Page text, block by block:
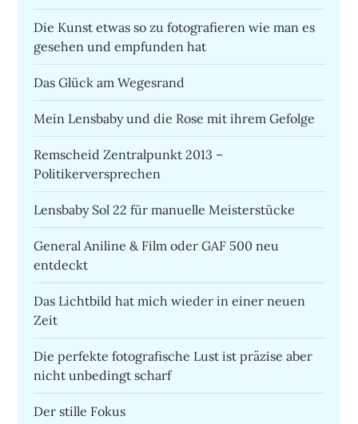
Die Kunst etwas so zu fotografieren wie man es
gesehen und empfunden hat
Das Glück am Wegesrand
Mein Lensbaby und die Rose mit ihrem Gefolge
Remscheid Zentralpunkt 2013 –
Politikerversprechen
Lensbaby Sol 22 für manuelle Meisterstücke
General Aniline & Film oder GAF 500 neu
entdeckt
Das Lichtbild hat mich wieder in einer neuen
Zeit
Die perfekte fotografische Lust ist präzise aber
nicht unbedingt scharf
Der stille Fokus